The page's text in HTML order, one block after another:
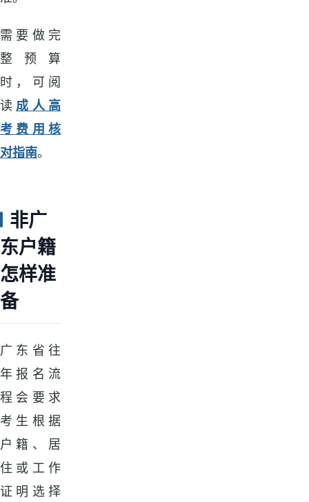
需要做完
整预算
时，可阅
读 成人高
考费用核
对指南。
非广
东户籍
怎样准
备
广东省往
年报名流
程会要求
考生根据
户籍、居
住或工作
证明选择